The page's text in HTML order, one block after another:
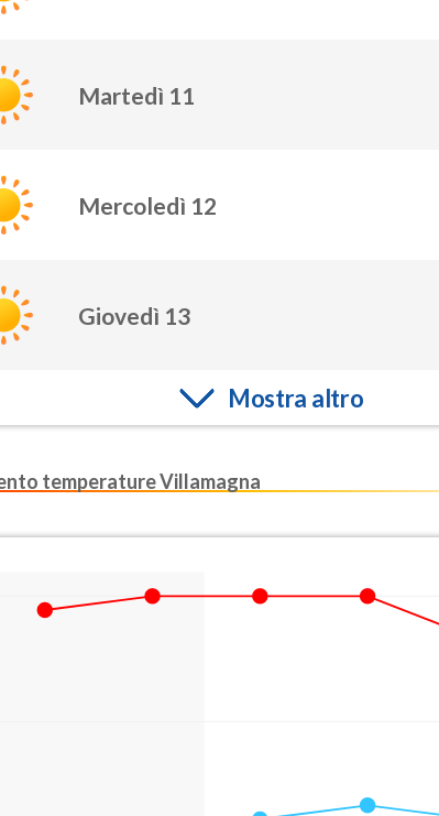
Martedì 11
Mercoledì 12
Giovedì 13
Mostra altro
temperature Villamagna